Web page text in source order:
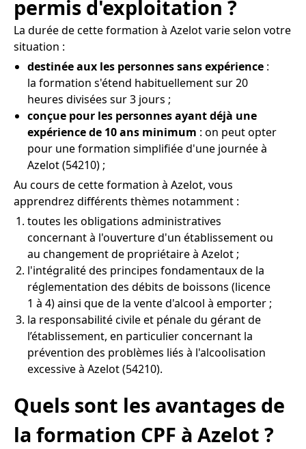
permis d'exploitation ?
La durée de cette formation à Azelot varie selon votre
situation :
destinée aux les personnes sans expérience :
la formation s'étend habituellement sur 20
heures divisées sur 3 jours ;
conçue pour les personnes ayant déjà une
expérience de 10 ans minimum : on peut opter
pour une formation simplifiée d'une journée à
Azelot (54210) ;
Au cours de cette formation à Azelot, vous
apprendrez différents thèmes notamment :
toutes les obligations administratives
concernant à l'ouverture d'un établissement ou
au changement de propriétaire à Azelot ;
l'intégralité des principes fondamentaux de la
réglementation des débits de boissons (licence
1 à 4) ainsi que de la vente d'alcool à emporter ;
la responsabilité civile et pénale du gérant de
l’établissement, en particulier concernant la
prévention des problèmes liés à l'alcoolisation
excessive à Azelot (54210).
Quels sont les avantages de
la formation CPF à Azelot ?